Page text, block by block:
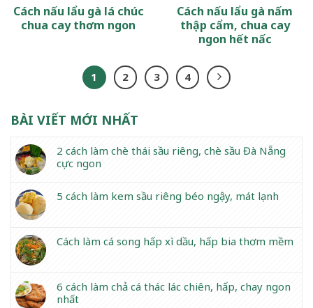
Cách nấu lẩu gà lá chúc
chua cay thơm ngon
Cách nấu lẩu gà nấm
thập cẩm, chua cay
ngon hết nấc
1 2 3 4
BÀI VIẾT MỚI NHẤT
2 cách làm chè thái sầu riêng, chè sầu Đà Nẵng
cực ngon
5 cách làm kem sầu riêng béo ngậy, mát lạnh
Cách làm cá song hấp xì dầu, hấp bia thơm mềm
6 cách làm chả cá thác lác chiên, hấp, chay ngon
nhất